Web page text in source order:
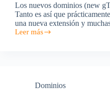
Los nuevos dominios (new
Tanto es así que
una nueva extensión y
Leer más
7
Dominios